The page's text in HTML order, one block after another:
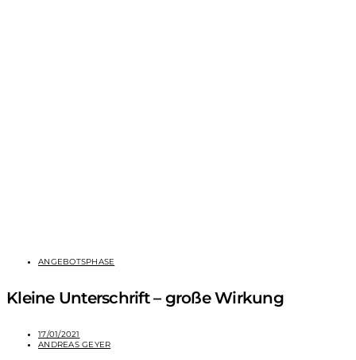
ANGEBOTSPHASE
Kleine Unterschrift – große Wirkung
17/01/2021
ANDREAS GEYER